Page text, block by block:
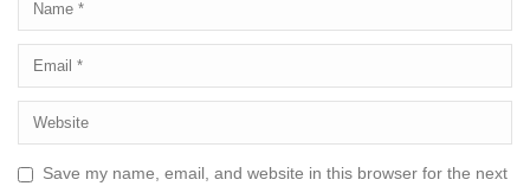
Save my name, email, and website in this browser for the next